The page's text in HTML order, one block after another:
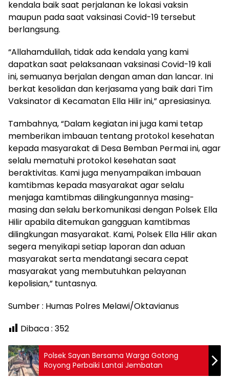
kendala baik saat perjalanan ke lokasi vaksin
maupun pada saat vaksinasi Covid-19 tersebut
berlangsung.
“Allahamdulilah, tidak ada kendala yang kami
dapatkan saat pelaksanaan vaksinasi Covid-19 kali
ini, semuanya berjalan dengan aman dan lancar. Ini
berkat kesolidan dan kerjasama yang baik dari Tim
Vaksinator di Kecamatan Ella Hilir ini,” apresiasinya.
Tambahnya, “Dalam kegiatan ini juga kami tetap
memberikan imbauan tentang protokol kesehatan
kepada masyarakat di Desa Bemban Permai ini, agar
selalu mematuhi protokol kesehatan saat
beraktivitas. Kami juga menyampaikan imbauan
kamtibmas kepada masyarakat agar selalu
menjaga kamtibmas dilingkungannya masing-
masing dan selalu berkomunikasi dengan Polsek Ella
Hilir apabila ditemukan gangguan kamtibmas
dilingkungan masyarakat. Kami, Polsek Ella Hilir akan
segera menyikapi setiap laporan dan aduan
masyarakat serta mendatangi secara cepat
masyarakat yang membutuhkan pelayanan
kepolisian,” tuntasnya.
Sumber : Humas Polres Melawi/Oktavianus
Dibaca : 352
Polsek Sayan Bersama Warga Gotong
Royong Perbaiki Lantai Jembatan